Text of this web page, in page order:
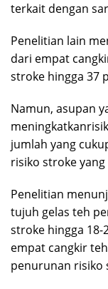
terkait dengan
Penelitian lain
dari empat
stroke hingga 37
Namun, asupan
jumlah yang
risiko stroke
Penelitian
tujuh gelas teh
stroke hingga 18-
empat cangkir
penurunan risiko